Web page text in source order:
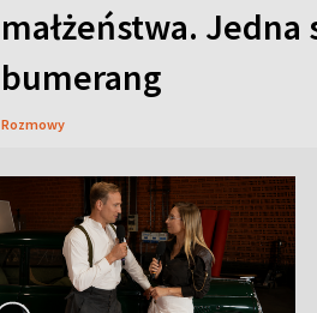
małżeństwa.
bumerang
Rozmowy